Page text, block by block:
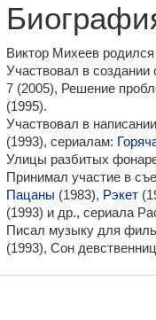
Виктор Михеев родился
Участвовал в
7 (2005), Решение
(1995).
Участвовал в
(1993), сериалам:
Улицы разбитых
Принимал участие в
Пацаны (1983), Рэкет
(1993) и др., сериала
Писал музыку для
(1993), Сон